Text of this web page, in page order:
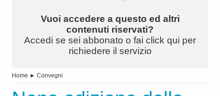
Vuoi accedere a questo ed altri
contenuti riservati?
Accedi se sei abbonato o fai click qui per
richiedere il servizio
Home ► Convegni